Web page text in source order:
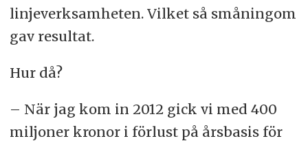
linjeverksamheten. Vilket så småningom
gav resultat.
Hur då?
– När jag kom in 2012 gick vi med 400
miljoner kronor i förlust på årsbasis för